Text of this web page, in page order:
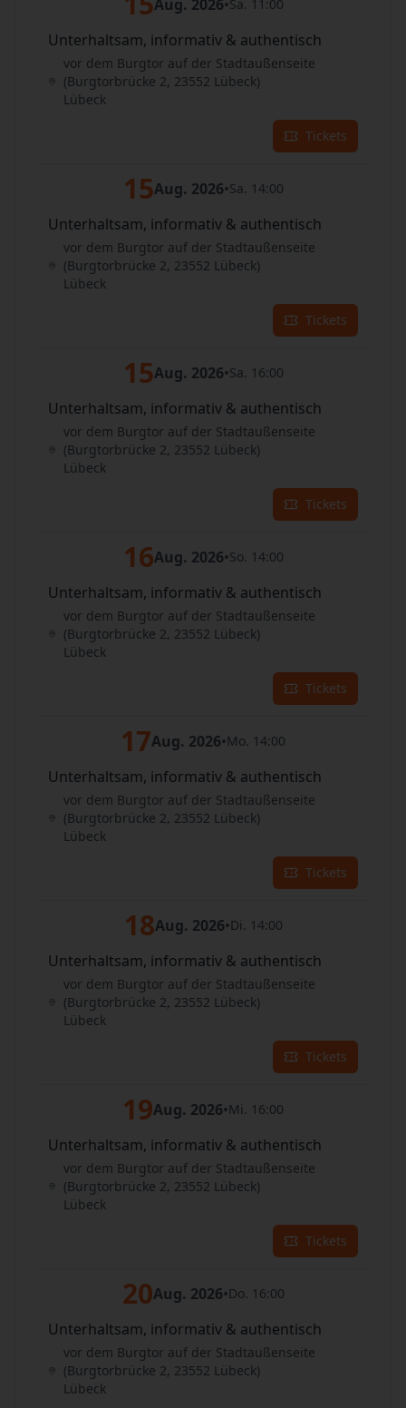
Aug. 2026•Sa. 11:00
Unterhaltsam, informativ & authentisch
vor dem Burgtor auf der Stadtaußenseite
(Burgtorbrücke 2, 23552 Lübeck)
Lübeck
Tickets
15Aug. 2026•Sa. 14:00
Unterhaltsam, informativ & authentisch
vor dem Burgtor auf der Stadtaußenseite
(Burgtorbrücke 2, 23552 Lübeck)
Lübeck
Tickets
15Aug. 2026•Sa. 16:00
Unterhaltsam, informativ & authentisch
vor dem Burgtor auf der Stadtaußenseite
(Burgtorbrücke 2, 23552 Lübeck)
Lübeck
Tickets
16Aug. 2026•So. 14:00
Unterhaltsam, informativ & authentisch
vor dem Burgtor auf der Stadtaußenseite
(Burgtorbrücke 2, 23552 Lübeck)
Lübeck
Tickets
17Aug. 2026•Mo. 14:00
Unterhaltsam, informativ & authentisch
vor dem Burgtor auf der Stadtaußenseite
(Burgtorbrücke 2, 23552 Lübeck)
Lübeck
Tickets
18Aug. 2026•Di. 14:00
Unterhaltsam, informativ & authentisch
vor dem Burgtor auf der Stadtaußenseite
(Burgtorbrücke 2, 23552 Lübeck)
Lübeck
Tickets
19Aug. 2026•Mi. 16:00
Unterhaltsam, informativ & authentisch
vor dem Burgtor auf der Stadtaußenseite
(Burgtorbrücke 2, 23552 Lübeck)
Lübeck
Tickets
20Aug. 2026•Do. 16:00
Unterhaltsam, informativ & authentisch
vor dem Burgtor auf der Stadtaußenseite
(Burgtorbrücke 2, 23552 Lübeck)
Lübeck